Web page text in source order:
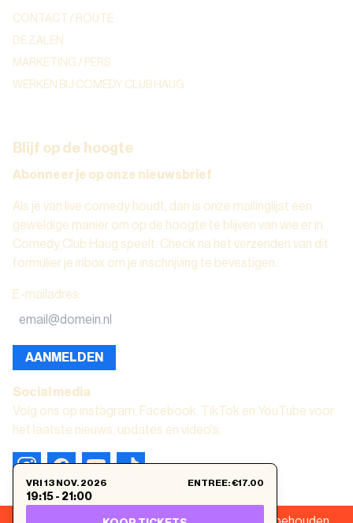
VRI 13 NOV. 2026
19:15 - 21:00
ENTREE:€17.00
CONTACT / ROUTE
DE ZALEN
MARKETING / PERS
WERKEN BIJ COMEDY CLUB HAUG
Blijf op de hoogte
Abonneer je op onze nieuwsbrief
Als je van live comedy houdt, dan is onze mailinglijst een
geweldige manier om op de hoogte te blijven van wie er in
Comedy Club Haug speelt. Check na het verzenden van dit
formulier je inbox om je inschrijving te bevestigen.
E-mailadres:
AANMELDEN
Social media
Volg ons op instagram, Facebook, TikTok en YouTube voor
het laatste nieuws, updates en video's.